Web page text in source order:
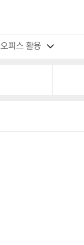
오피스 활용